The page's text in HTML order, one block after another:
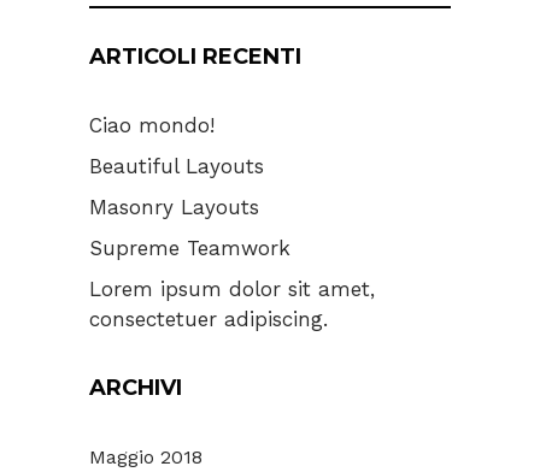
ARTICOLI RECENTI
Ciao mondo!
Beautiful Layouts
Masonry Layouts
Supreme Teamwork
Lorem ipsum dolor sit amet,
consectetuer adipiscing.
ARCHIVI
Maggio 2018